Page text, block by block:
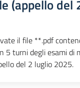
(appello del
il file **.pdf
5 turni degli esami di
del 2 luglio 2025.